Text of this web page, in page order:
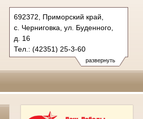
развернуть
692372, Приморский край,
с. Черниговка, ул. Буденного,
д. 16
Тел.: (42351) 25-3-60
chernigovsky.prm@sudrf.ru